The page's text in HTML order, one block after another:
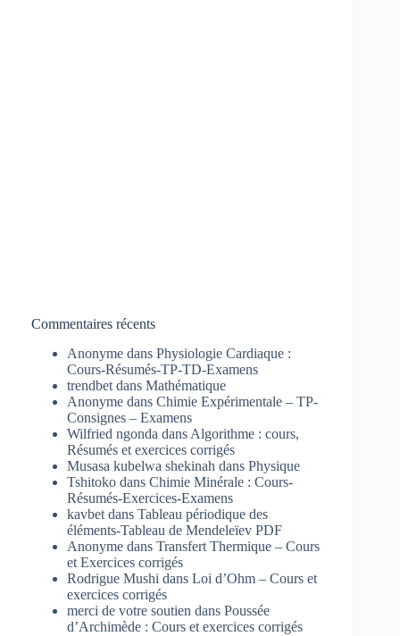
Commentaires récents
Anonyme dans Physiologie Cardiaque :
Cours-Résumés-TP-TD-Examens
trendbet dans Mathématique
Anonyme dans Chimie Expérimentale – TP-
Consignes – Examens
Wilfried ngonda dans Algorithme : cours,
Résumés et exercices corrigés
Musasa kubelwa shekinah dans Physique
Tshitoko dans Chimie Minérale : Cours-
Résumés-Exercices-Examens
kavbet dans Tableau périodique des
éléments-Tableau de Mendeleïev PDF
Anonyme dans Transfert Thermique – Cours
et Exercices corrigés
Rodrigue Mushi dans Loi d’Ohm – Cours et
exercices corrigés
merci de votre soutien dans Poussée
d’Archimède : Cours et exercices corrigés